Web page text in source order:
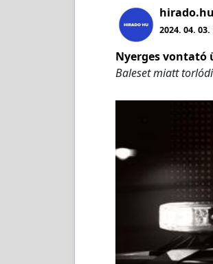
hirado.hu
2024. 04. 03.
Nyerges vontató
Baleset miatt